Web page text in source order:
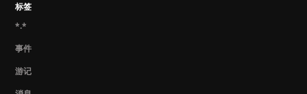
标签
*.*
事件
游记